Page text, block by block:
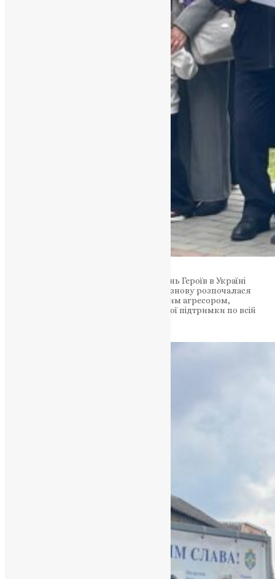
До здобуття незалежності 1991 року День Героїв в Україні
відзначали підпільно, а з 2014-го, коли знову розпочалася
активна фаза протистояння з російським агресором,
традиція набула нового сенсу й широкої підтримки по всій